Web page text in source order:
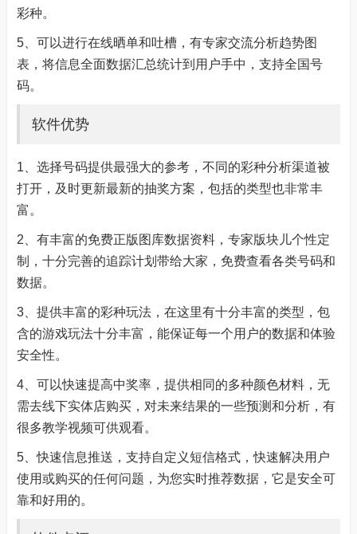
彩种。
5、可以进行在线晒单和吐槽，有专家交流分析趋势图
表，将信息全面数据汇总统计到用户手中，支持全国号
码。
软件优势
1、选择号码提供最强大的参考，不同的彩种分析渠道被
打开，及时更新最新的抽奖方案，包括的类型也非常丰
富。
2、有丰富的免费正版图库数据资料，专家版块儿个性定
制，十分完善的追踪计划带给大家，免费查看各类号码和
数据。
3、提供丰富的彩种玩法，在这里有十分丰富的类型，包
含的游戏玩法十分丰富，能保证每一个用户的数据和体验
安全性。
4、可以快速提高中奖率，提供相同的多种颜色材料，无
需去线下实体店购买，对未来结果的一些预测和分析，有
很多教学视频可供观看。
5、快速信息推送，支持自定义短信格式，快速解决用户
使用或购买的任何问题，为您实时推荐数据，它是安全可
靠和好用的。